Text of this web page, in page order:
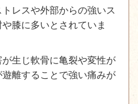
レスや外部からの強いス
膝に多いとされていま
生じ軟骨に亀裂や変性が
離することで強い痛みが